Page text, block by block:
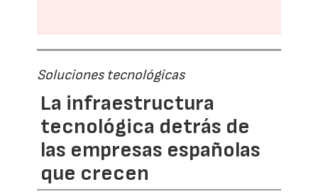
Soluciones tecnológicas
La infraestructura
tecnológica detrás de
las empresas españolas
que crecen